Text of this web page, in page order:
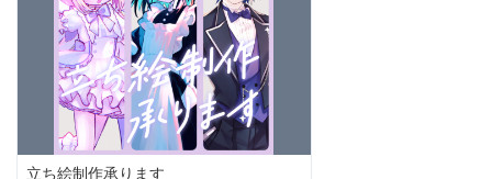
立ち絵制作承ります